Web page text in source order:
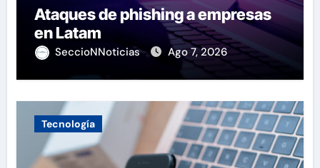
Ataques de phishing a empresas
en Latam
SeccioNNoticias Ago 7, 2026
Tecnología